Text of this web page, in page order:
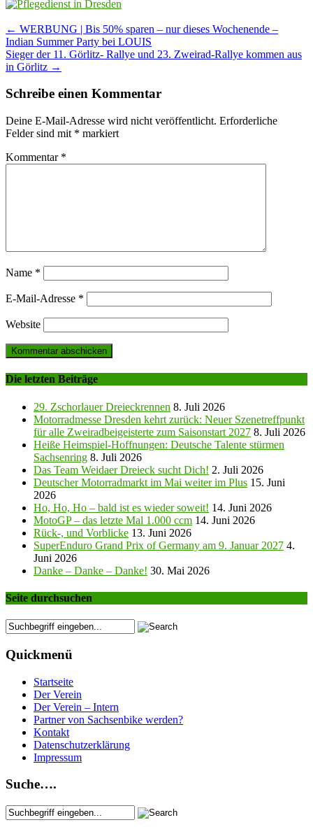
Post
navigation
← WERBUNG | Bis 50% sparen – nur dieses Wochenende –
Indian Summer Party bei LOUIS
Sieger der 11. Görlitz- Rallye und 23. Zweirad-Rallye kommen aus
in Görlitz →
Schreibe einen Kommentar
Deine E-Mail-Adresse wird nicht veröffentlicht. Erforderliche
Felder sind mit * markiert
Kommentar *
Name *
E-Mail-Adresse *
Website
Die letzten Beiträge
29. Zschorlauer Dreieckrennen 8. Juli 2026
Motorradmesse Dresden kehrt zurück: Neuer Szenetreffpunkt
für alle Zweiradbeigeisterte zum Saisonstart 2027 8. Juli 2026
Heiße Heimspiel-Hoffnungen: Deutsche Talente stürmen
Sachsenring 8. Juli 2026
Das Team Weidaer Dreieck sucht Dich! 2. Juli 2026
Deutscher Motorradmarkt im Mai weiter im Plus 15. Juni
2026
Ho, Ho, Ho – bald ist es wieder soweit! 14. Juni 2026
MotoGP – das letzte Mal 1.000 ccm 14. Juni 2026
Rück-, und Vorblicke 13. Juni 2026
SuperEnduro Grand Prix of Germany am 9. Januar 2027 4.
Juni 2026
Danke – Danke – Danke! 30. Mai 2026
Seite durchsuchen
Quickmenü
Startseite
Der Verein
Der Verein – Intern
Partner von Sachsenbike werden?
Kontakt
Datenschutzerklärung
Impressum
Suche….